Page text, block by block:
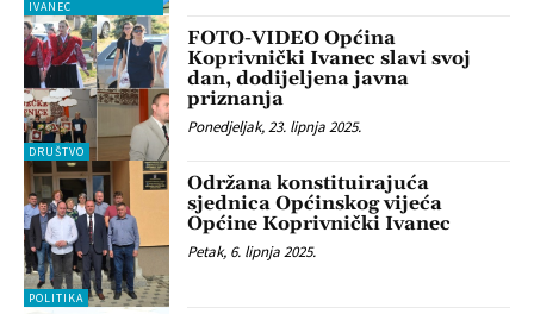
IVANEC
DRUŠTVO
FOTO-VIDEO Općina
Koprivnički Ivanec slavi svoj
dan, dodijeljena javna
priznanja
Ponedjeljak, 23. lipnja 2025.
POLITIKA
Održana konstituirajuća
sjednica Općinskog vijeća
Općine Koprivnički Ivanec
Petak, 6. lipnja 2025.